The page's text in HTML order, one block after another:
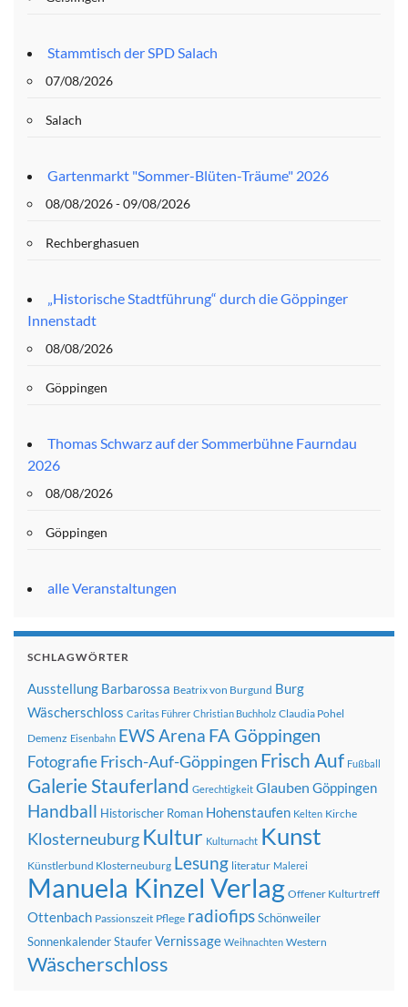
Stammtisch der SPD Salach
07/08/2026
Salach
Gartenmarkt "Sommer-Blüten-Träume" 2026
08/08/2026 - 09/08/2026
Rechberghasuen
„Historische Stadtführung“ durch die Göppinger
Innenstadt
08/08/2026
Göppingen
Thomas Schwarz auf der Sommerbühne Faurndau
2026
08/08/2026
Göppingen
alle Veranstaltungen
SCHLAGWÖRTER
Ausstellung Barbarossa Beatrix von Burgund Burg
Wäscherschloss Caritas Führer Christian Buchholz Claudia Pohel
Demenz Eisenbahn EWS Arena FA Göppingen
FotografieFrisch-Auf-Göppingen Frisch Auf Fußball
Galerie Stauferland Gerechtigkeit Glauben Göppingen
Handball Historischer Roman Hohenstaufen Kelten Kirche
Klosterneuburg Kultur Kulturnacht Kunst
Künstlerbund Klosterneuburg Lesung literatur Malerei
Manuela Kinzel Verlag Offener Kulturtreff
Ottenbach Passionszeit Pflege radiofipsSchönweiler
SonnenkalenderStauferVernissage Weihnachten Western
Wäscherschloss